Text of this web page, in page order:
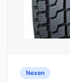
Nexen